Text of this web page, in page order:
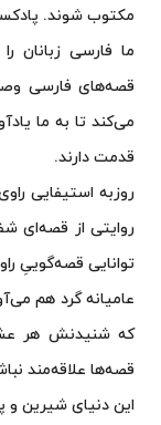
مکتوب شوند.
ما فارسی زبانان
قصه‌های فارسی
می‌کند تا به ما
قدمت دارند.
روزبه استیفایی
روایتی از قصه‌ای
توانایی قصه‌گوییِ
عامیانه گرد هم
که شنیدنش هر
قصه‌ها علاقه‌مند
این دنیای شیرین و